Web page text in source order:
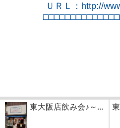
ＵＲＬ： http://
東大阪店飲み会♪～...